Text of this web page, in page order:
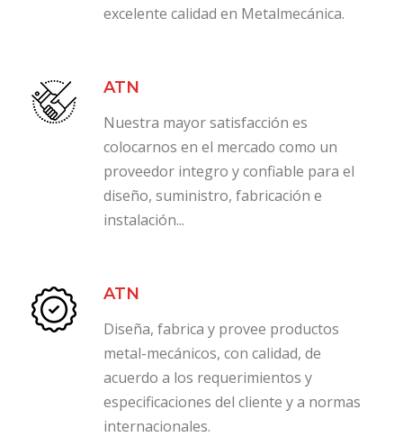
excelente calidad en Metalmecánica.
ATN
Nuestra mayor satisfacción es
colocarnos en el mercado como un
proveedor integro y confiable para el
diseño, suministro, fabricación e
instalación...
ATN
Diseña, fabrica y provee productos
metal-mecánicos, con calidad, de
acuerdo a los requerimientos y
especificaciones del cliente y a normas
internacionales.